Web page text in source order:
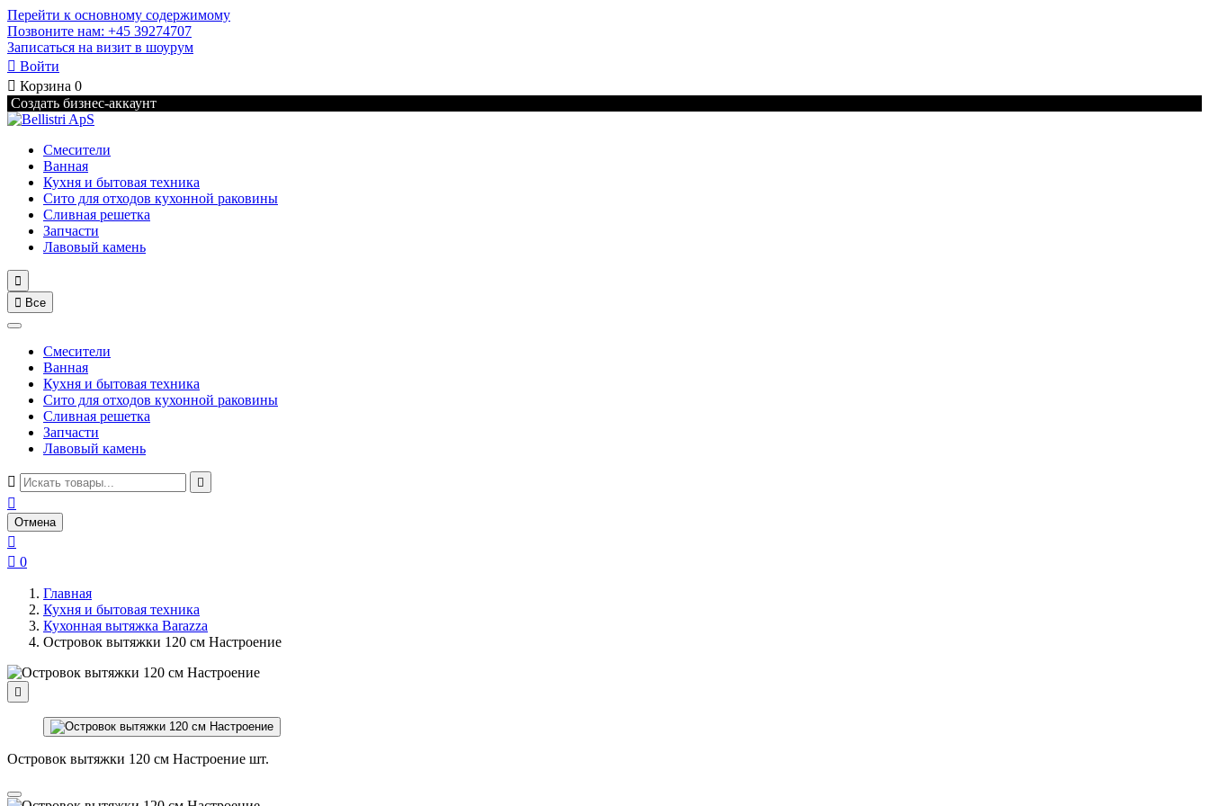
Перейти к основному содержимому
Позвоните нам: +45 39274707
Записаться на визит в шоурум
 Войти
 Корзина 0
Создать бизнес-аккаунт
Смесители
Ванная
Кухня и бытовая техника
Сито для отходов кухонной раковины
Сливная решетка
Запчасти
Лавовый камень

 Все
Смесители
Ванная
Кухня и бытовая техника
Сито для отходов кухонной раковины
Сливная решетка
Запчасти
Лавовый камень
 

Отмена

 0
Главная
Кухня и бытовая техника
Кухонная вытяжка Barazza
Островок вытяжки 120 см Настроение

Островок вытяжки 120 см Настроение шт.